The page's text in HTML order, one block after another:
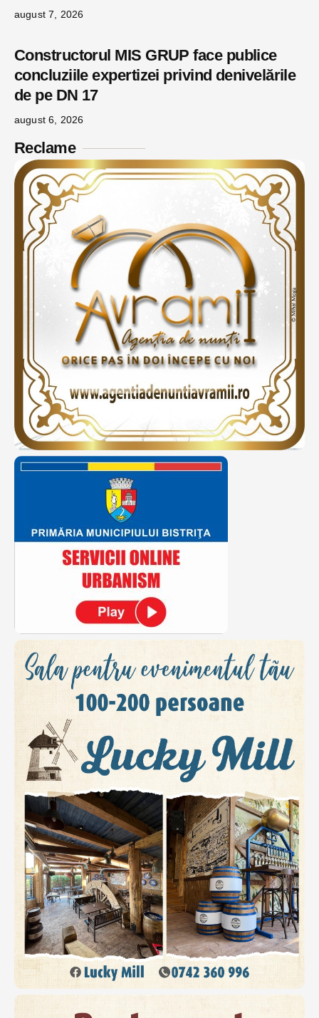
august 7, 2026
Constructorul MIS GRUP face publice
concluziile expertizei privind denivelările
de pe DN 17
august 6, 2026
Reclame